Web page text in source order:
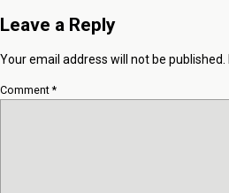
Leave a Reply
Your email address will not be published.
Comment*